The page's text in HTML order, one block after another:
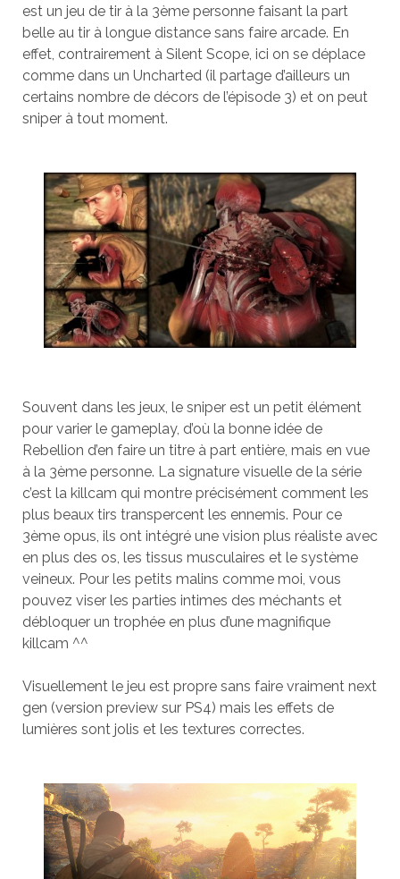
est un jeu de tir à la 3ème personne faisant la part
belle au tir à longue distance sans faire arcade. En
effet, contrairement à Silent Scope, ici on se déplace
comme dans un Uncharted (il partage d’ailleurs un
certains nombre de décors de l’épisode 3) et on peut
sniper à tout moment.
Souvent dans les jeux, le sniper est un petit élément
pour varier le gameplay, d’où la bonne idée de
Rebellion d’en faire un titre à part entière, mais en vue
à la 3ème personne. La signature visuelle de la série
c’est la killcam qui montre précisément comment les
plus beaux tirs transpercent les ennemis. Pour ce
3ème opus, ils ont intégré une vision plus réaliste avec
en plus des os, les tissus musculaires et le système
veineux. Pour les petits malins comme moi, vous
pouvez viser les parties intimes des méchants et
débloquer un trophée en plus d’une magnifique
killcam ^^
Visuellement le jeu est propre sans faire vraiment next
gen (version preview sur PS4) mais les effets de
lumières sont jolis et les textures correctes.